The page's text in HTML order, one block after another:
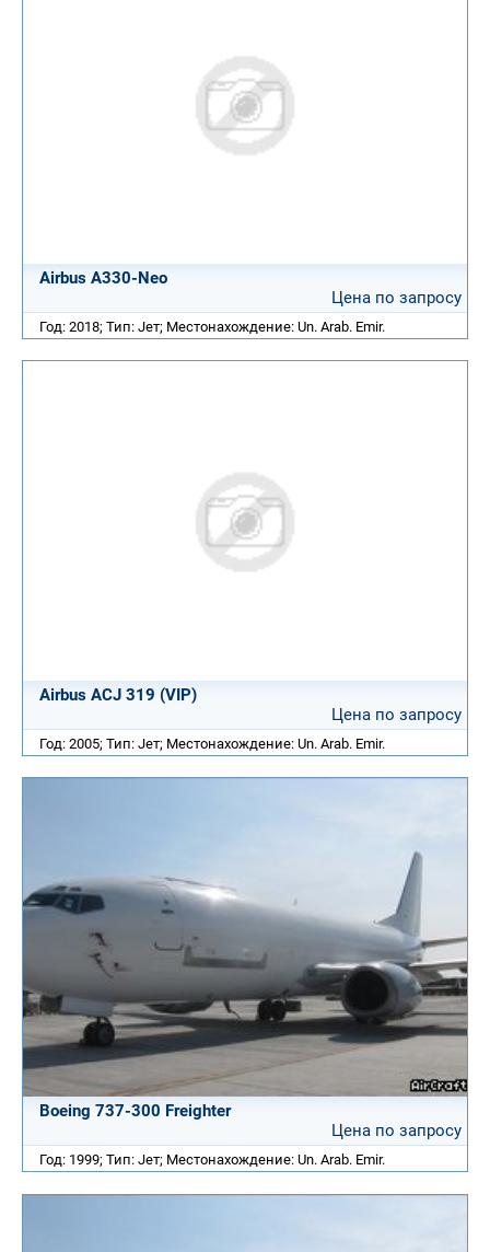
Airbus A330-Neo
Цена по запросу
Год: 2018; Тип: Jет; Местонахождение: Un. Arab. Emir.
Airbus ACJ 319 (VIP)
Цена по запросу
Год: 2005; Тип: Jет; Местонахождение: Un. Arab. Emir.
Boeing 737-300 Freighter
Цена по запросу
Год: 1999; Тип: Jет; Местонахождение: Un. Arab. Emir.